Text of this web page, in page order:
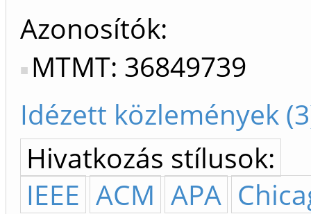
Azonosítók
MTMT: 36849739
Idézett közlemények
Hivatkozás stílusok:
IEEE ACM APA